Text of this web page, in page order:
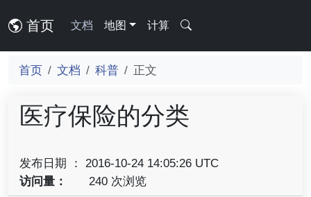
首页 文档 地图 计算
首页 文档 科普 正文
医疗保险的分类
发布日期 ： 2016-10-24 14:05:26 UTC
访问量：
240 次浏览